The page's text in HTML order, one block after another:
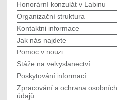
Honorární konzulát v Labinu
Organizační struktura
Kontaktni informace
Jak nás najdete
Pomoc v nouzi
Stáže na velvyslanectví
Poskytování informací
Zpracování a ochrana osobních
údajů